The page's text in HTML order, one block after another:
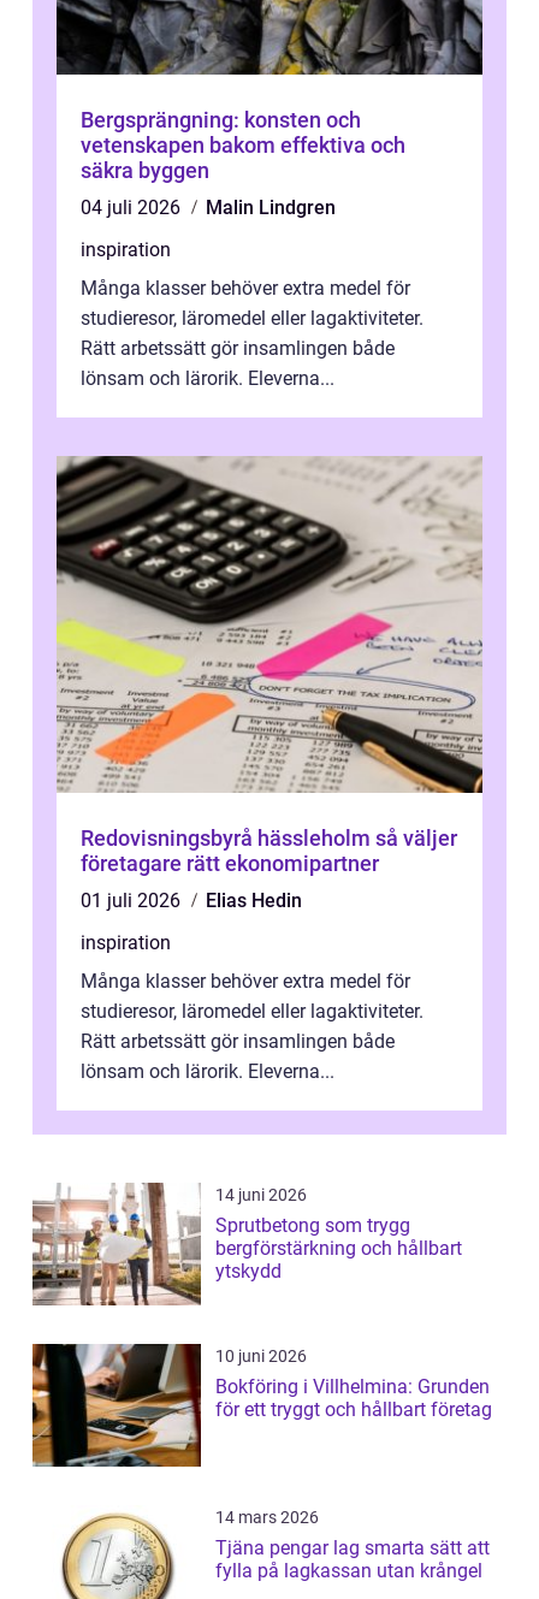
Bergsprängning: konsten och
vetenskapen bakom effektiva och
säkra byggen
04 juli 2026
Malin Lindgren
inspiration
Många klasser behöver extra medel för
studieresor, läromedel eller lagaktiviteter.
Rätt arbetssätt gör insamlingen både
lönsam och lärorik. Eleverna...
Redovisningsbyrå hässleholm så väljer
företagare rätt ekonomipartner
01 juli 2026
Elias Hedin
inspiration
Många klasser behöver extra medel för
studieresor, läromedel eller lagaktiviteter.
Rätt arbetssätt gör insamlingen både
lönsam och lärorik. Eleverna...
14 juni 2026
Sprutbetong som trygg
bergförstärkning och hållbart
ytskydd
10 juni 2026
Bokföring i Villhelmina: Grunden
för ett tryggt och hållbart företag
14 mars 2026
Tjäna pengar lag smarta sätt att
fylla på lagkassan utan krångel